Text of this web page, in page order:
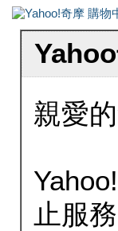
親愛
止服務